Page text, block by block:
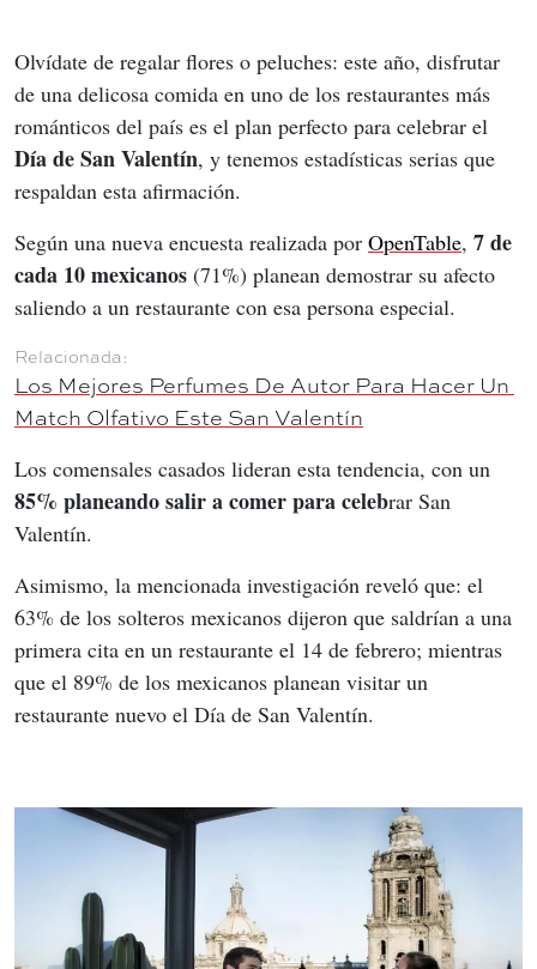
Olvídate de regalar flores o peluches: este año, disfrutar
de una delicosa comida en uno de los restaurantes más
románticos del país es el plan perfecto para celebrar el
Día de San Valentín, y tenemos estadísticas serias que
respaldan esta afirmación.
Según una nueva encuesta realizada por OpenTable, 7 de
cada 10 mexicanos (71%) planean demostrar su afecto
saliendo a un restaurante con esa persona especial.
Los Mejores Perfumes De Autor Para Hacer Un
Match Olfativo Este San Valentín
Los comensales casados lideran esta tendencia, con un
85% planeando salir a comer para celebrar San
Valentín.
Asimismo, la mencionada investigación reveló que: el
63% de los solteros mexicanos dijeron que saldrían a una
primera cita en un restaurante el 14 de febrero; mientras
que el 89% de los mexicanos planean visitar un
restaurante nuevo el Día de San Valentín.